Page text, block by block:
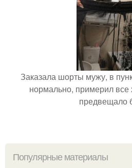
Заказала шорты мужу, в
нормально, примерил все
предвещало
Популярные материалы